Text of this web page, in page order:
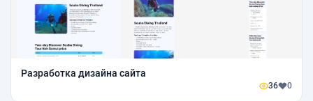
Разработка дизайна сайта
36 0